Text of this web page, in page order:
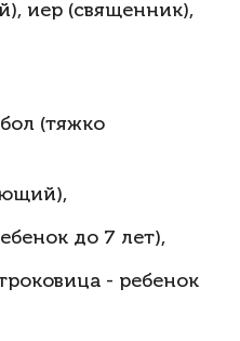
иер (священник),
(тяжко
до 7 лет),
- ребенок